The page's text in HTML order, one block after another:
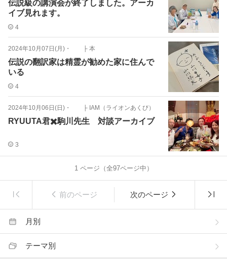
伝説級の講演会が終了しました。アーカ
イブ見れます。
4
2024年10月07日(月) ・ ├ 本
伝説の翻訳家は精霊が勧めた家に住んで
いる
4
2024年10月06日(日) ・ ├ IAM（ライオンあくび）
RYUUTA君✖️駒川先生 対談アーカイブ
3
1ページ（全97ページ中）
前のページ 次のページ
月別
テーマ別